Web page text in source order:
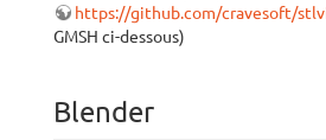
https://github.com/cravesoft/
GMSH ci-dessous)
Blender